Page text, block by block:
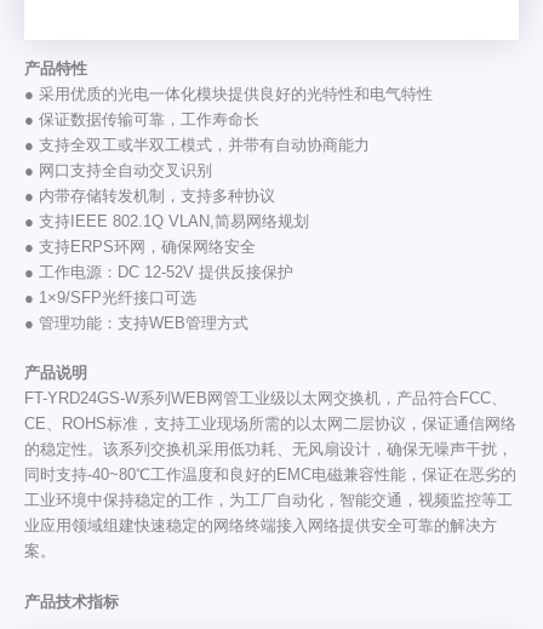
产品特性
● 采用优质的光电一体化模块提供良好的光特性和电气特性
● 保证数据传输可靠，工作寿命长
● 支持全双工或半双工模式，并带有自动协商能力
● 网口支持全自动交叉识别
● 内带存储转发机制，支持多种协议
● 支持IEEE 802.1Q VLAN,简易网络规划
● 支持ERPS环网，确保网络安全
● 工作电源：DC 12-52V 提供反接保护
● 1×9/SFP光纤接口可选
● 管理功能：支持WEB管理方式
产品说明
FT-YRD24GS-W系列WEB网管工业级以太网交换机，产品符合FCC、
CE、ROHS标准，支持工业现场所需的以太网二层协议，保证通信网络
的稳定性。该系列交换机采用低功耗、无风扇设计，确保无噪声干扰，
同时支持-40~80℃工作温度和良好的EMC电磁兼容性能，保证在恶劣的
工业环境中保持稳定的工作，为工厂自动化，智能交通，视频监控等工
业应用领域组建快速稳定的网络终端接入网络提供安全可靠的解决方
案。
产品技术指标